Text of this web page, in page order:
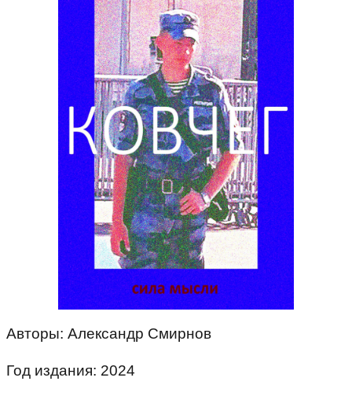
Авторы: Александр Смирнов
Год издания: 2024